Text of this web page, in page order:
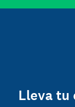
Lleva tu